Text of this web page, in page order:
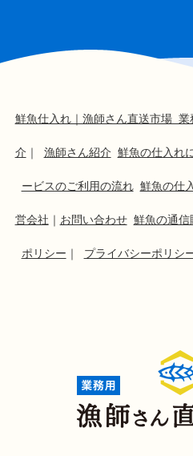
鮮魚仕入れ｜漁師さん直送市場 業
介 ｜ 漁師さん紹介 鮮魚の仕入れ
ービスのご利用の流れ 鮮魚の仕
営会社 ｜ お問い合わせ 鮮魚の通
ポリシー ｜ プライバシーポリシ